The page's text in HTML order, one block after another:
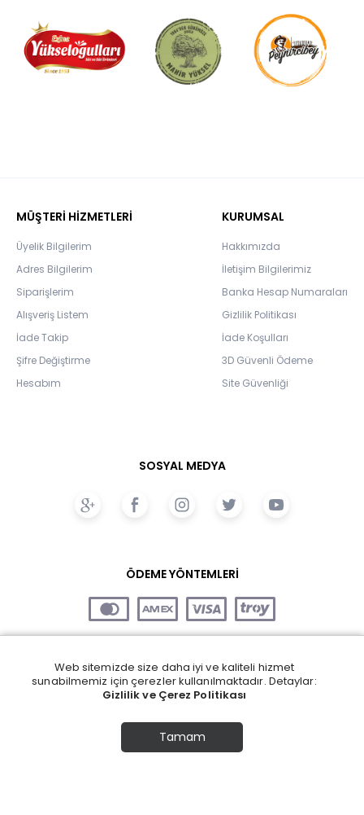
MÜŞTERİ HİZMETLERİ
Üyelik Bilgilerim
Adres Bilgilerim
Siparişlerim
Alışveriş Listem
İade Takip
Şifre Değiştirme
Hesabım
KURUMSAL
Hakkımızda
İletişim Bilgilerimiz
Banka Hesap Numaraları
Gizlilik Politikası
İade Koşulları
3D Güvenli Ödeme
Site Güvenliği
SOSYAL MEDYA
ÖDEME YÖNTEMLERİ
Web sitemizde size daha iyi ve kaliteli hizmet
sunabilmemiz için çerezler kullanılmaktadır. Detaylar:
Gizlilik ve Çerez Politikası
Tamam